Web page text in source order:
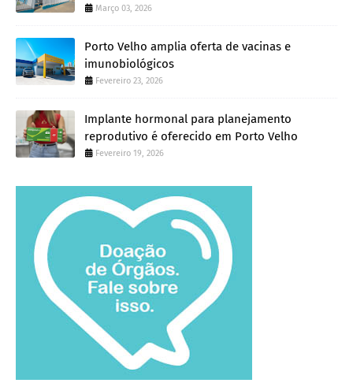
Março 03, 2026
Porto Velho amplia oferta de vacinas e
imunobiológicos
Fevereiro 23, 2026
Implante hormonal para planejamento
reprodutivo é oferecido em Porto Velho
Fevereiro 19, 2026